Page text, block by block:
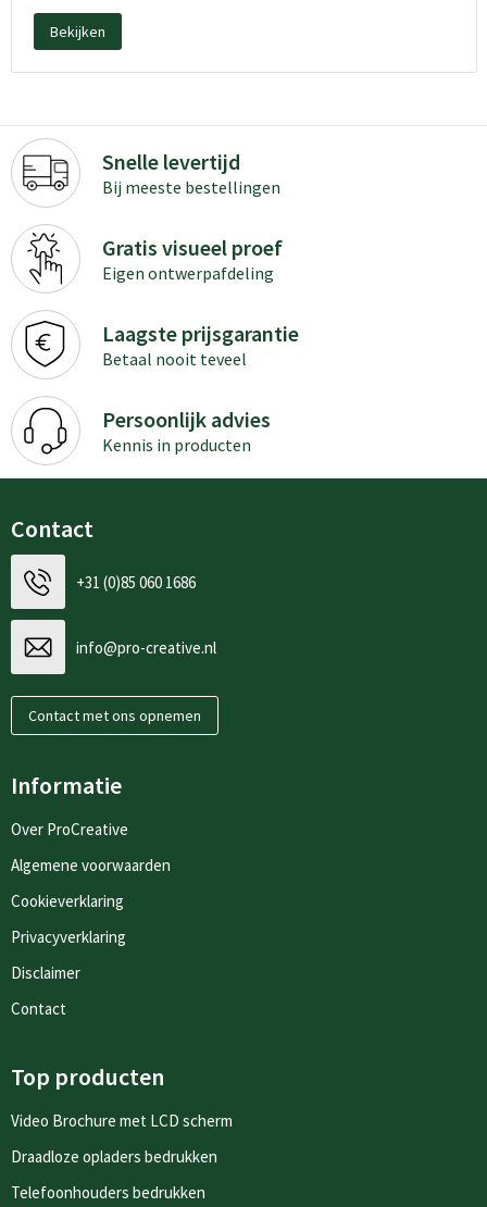
Bekijken
Snelle levertijd
Bij meeste bestellingen
Gratis visueel proef
Eigen ontwerpafdeling
Laagste prijsgarantie
Betaal nooit teveel
Persoonlijk advies
Kennis in producten
Contact
+31 (0)85 060 1686
info@pro-creative.nl
Contact met ons opnemen
Informatie
Over ProCreative
Algemene voorwaarden
Cookieverklaring
Privacyverklaring
Disclaimer
Contact
Top producten
Video Brochure met LCD scherm
Draadloze opladers bedrukken
Telefoonhouders bedrukken